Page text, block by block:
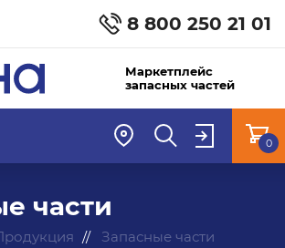
8 800 250 21 01
Маркетплейс
запасных частей
0
части
Запасные части